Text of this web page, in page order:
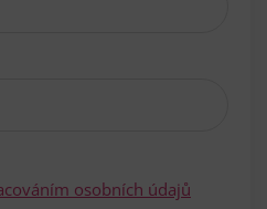
osobních údajů